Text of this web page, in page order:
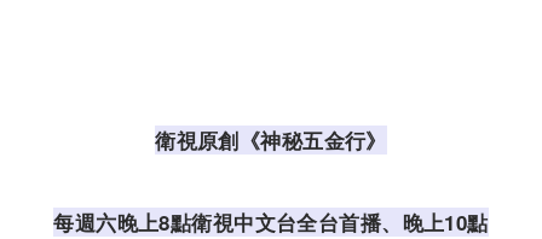
衛視原創《神秘五金行》
每週六晚上8點衛視中文台全台首播、晚上10點